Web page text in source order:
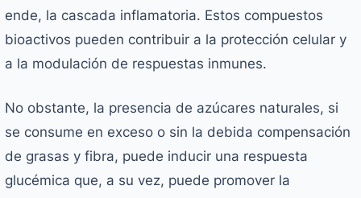
ende, la cascada inflamatoria. Estos compuestos
bioactivos pueden contribuir a la protección celular y
a la modulación de respuestas inmunes.
No obstante, la presencia de azúcares naturales, si
se consume en exceso o sin la debida compensación
de grasas y fibra, puede inducir una respuesta
glucémica que, a su vez, puede promover la